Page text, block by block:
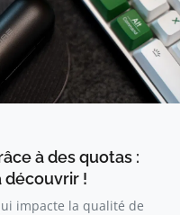
à des quotas :
découvrir !
impacte la qualité de